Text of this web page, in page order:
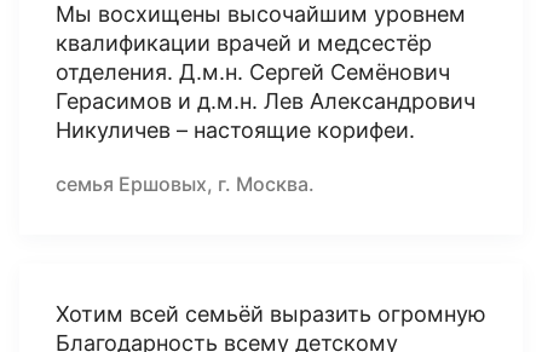
Мы восхищены высочайшим уровнем
квалификации врачей и медсестёр
отделения. Д.м.н. Сергей Семёнович
Герасимов и д.м.н. Лев Александрович
Никуличев – настоящие корифеи.
семья Ершовых, г. Москва.
Хотим всей семьёй выразить огромную
Благодарность всему детскому